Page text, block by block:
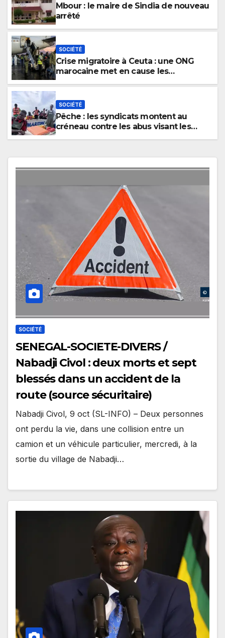
Mbour : le maire de Sindia de nouveau
arrêté
SOCIÉTÉ
Crise migratoire à Ceuta : une ONG
marocaine met en cause les
SOCIÉTÉ
Pêche : les syndicats montent au
créneau contre les abus visant les
SOCIÉTÉ
SENEGAL-SOCIETE-DIVERS /
Nabadji Civol : deux morts et sept
blessés dans un accident de la
route (source sécuritaire)
Nabadji Civol, 9 oct (SL-INFO) – Deux personnes
ont perdu la vie, dans une collision entre un
camion et un véhicule particulier, mercredi, à la
sortie du village de Nabadji…